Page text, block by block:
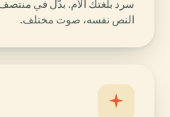
سرد بلغتك الأم. بدّل في منتصف
النص نفسه، صوت مختلف.